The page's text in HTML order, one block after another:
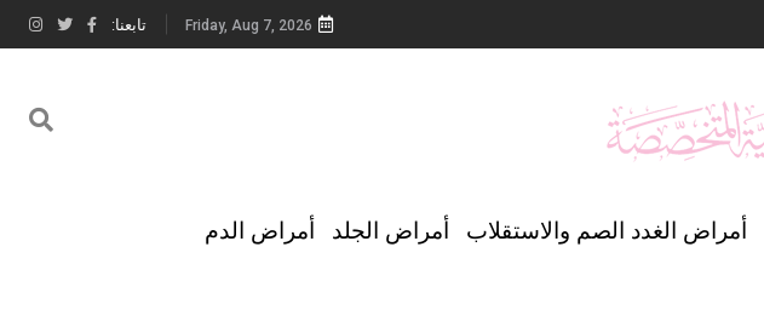
Friday, Aug 7, 2026 تابعنا:
أمراض الغدد الصم والاستقلاب أمراض الجلد أمراض الدم